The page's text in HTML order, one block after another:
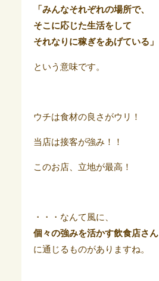
「みんなそれぞれの場所で、
そこに応じた生活をして
それなりに稼ぎをあげている」
という意味です。
ウチは食材の良さがウリ！
当店は接客が強み！！
このお店、立地が最高！
・・・なんて風に、
個々の強みを活かす飲食店さん
に通じるものがありますね。